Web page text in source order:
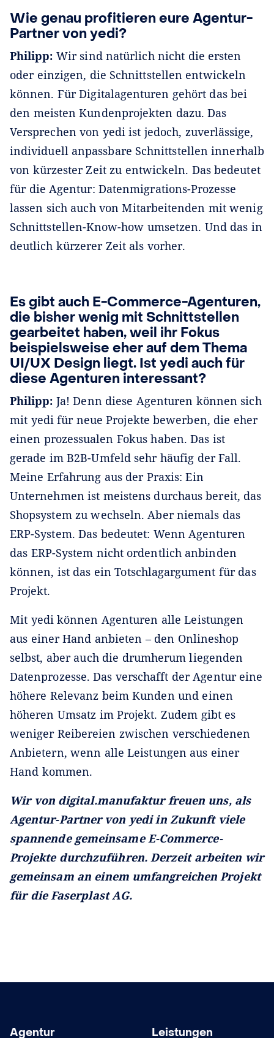
Wie genau profitieren eure Agentur-
Partner von yedi?
Philipp: Wir sind natürlich nicht die ersten
oder einzigen, die Schnittstellen entwickeln
können. Für Digitalagenturen gehört das bei
den meisten Kundenprojekten dazu. Das
Versprechen von yedi ist jedoch, zuverlässige,
individuell anpassbare Schnittstellen innerhalb
von kürzester Zeit zu entwickeln. Das bedeutet
für die Agentur: Datenmigrations-Prozesse
lassen sich auch von Mitarbeitenden mit wenig
Schnittstellen-Know-how umsetzen. Und das in
deutlich kürzerer Zeit als vorher.
Es gibt auch E-Commerce-Agenturen,
die bisher wenig mit Schnittstellen
gearbeitet haben, weil ihr Fokus
beispielsweise eher auf dem Thema
UI/UX Design liegt. Ist yedi auch für
diese Agenturen interessant?
Philipp: Ja! Denn diese Agenturen können sich
mit yedi für neue Projekte bewerben, die eher
einen prozessualen Fokus haben. Das ist
gerade im B2B-Umfeld sehr häufig der Fall.
Meine Erfahrung aus der Praxis: Ein
Unternehmen ist meistens durchaus bereit, das
Shopsystem zu wechseln. Aber niemals das
ERP-System. Das bedeutet: Wenn Agenturen
das ERP-System nicht ordentlich anbinden
können, ist das ein Totschlagargument für das
Projekt.
Mit yedi können Agenturen alle Leistungen
aus einer Hand anbieten – den Onlineshop
selbst, aber auch die drumherum liegenden
Datenprozesse. Das verschafft der Agentur eine
höhere Relevanz beim Kunden und einen
höheren Umsatz im Projekt. Zudem gibt es
weniger Reibereien zwischen verschiedenen
Anbietern, wenn alle Leistungen aus einer
Hand kommen.
Wir von digital.manufaktur freuen uns, als
Agentur-Partner von yedi in Zukunft viele
spannende gemeinsame E-Commerce-
Projekte durchzuführen. Derzeit arbeiten wir
gemeinsam an einem umfangreichen Projekt
für die Faserplast AG.
Agentur Leistungen